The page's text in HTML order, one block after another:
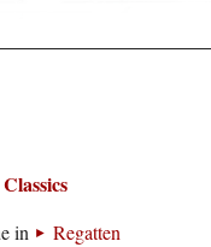
in
Regatten